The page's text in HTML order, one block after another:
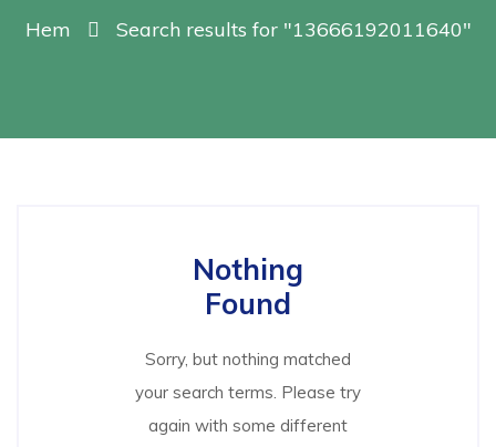
Hem Search results for "13666192011640"
Nothing
Found
Sorry, but nothing matched
your search terms. Please try
again with some different